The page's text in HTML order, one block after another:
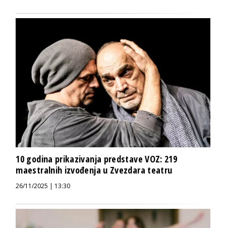
10 godina prikazivanja predstave VOZ: 219
maestralnih izvođenja u Zvezdara teatru
26/11/2025 | 13:30